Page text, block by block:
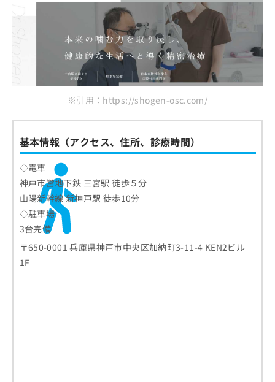
※引用：https://shogen-osc.com/
基本情報（アクセス、住所、診療時間）
◇電車
神戸市営地下鉄 三宮駅 徒歩５分
山陽新幹線 新神戸駅 徒歩10分
◇駐車場
3台完備
〒650-0001 兵庫県神戸市中央区加納町3-11-4 KEN2ビル
1F